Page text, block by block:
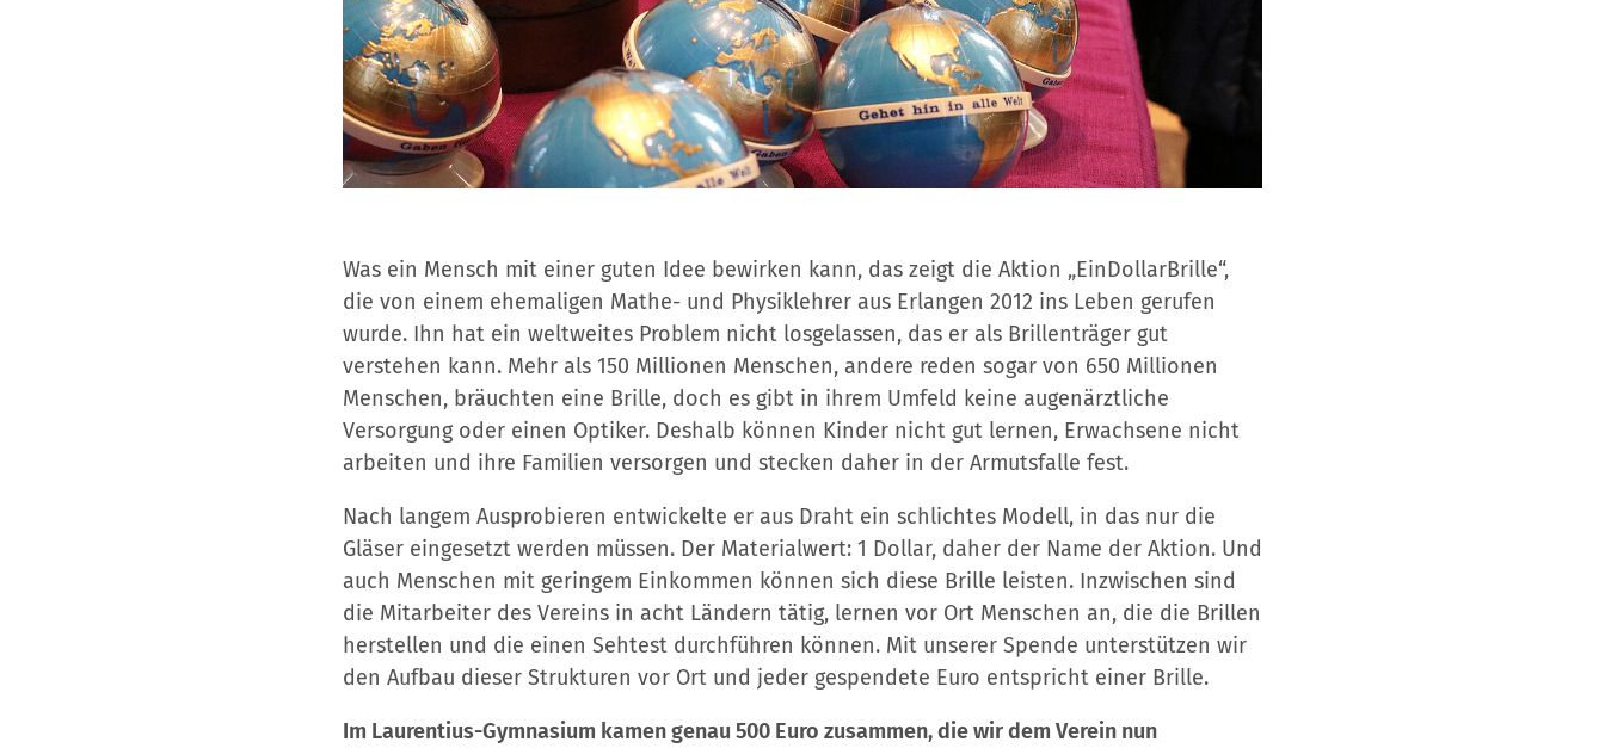
Was ein Mensch mit einer guten Idee bewirken kann, das zeigt die Aktion „EinDollarBrille“,
die von einem ehemaligen Mathe- und Physiklehrer aus Erlangen 2012 ins Leben gerufen
wurde. Ihn hat ein weltweites Problem nicht losgelassen, das er als Brillenträger gut
verstehen kann. Mehr als 150 Millionen Menschen, andere reden sogar von 650 Millionen
Menschen, bräuchten eine Brille, doch es gibt in ihrem Umfeld keine augenärztliche
Versorgung oder einen Optiker. Deshalb können Kinder nicht gut lernen, Erwachsene nicht
arbeiten und ihre Familien versorgen und stecken daher in der Armutsfalle fest.
Nach langem Ausprobieren entwickelte er aus Draht ein schlichtes Modell, in das nur die
Gläser eingesetzt werden müssen. Der Materialwert: 1 Dollar, daher der Name der Aktion. Und
auch Menschen mit geringem Einkommen können sich diese Brille leisten. Inzwischen sind
die Mitarbeiter des Vereins in acht Ländern tätig, lernen vor Ort Menschen an, die die Brillen
herstellen und die einen Sehtest durchführen können. Mit unserer Spende unterstützen wir
den Aufbau dieser Strukturen vor Ort und jeder gespendete Euro entspricht einer Brille.
Im Laurentius-Gymnasium kamen genau 500 Euro zusammen, die wir dem Verein nun